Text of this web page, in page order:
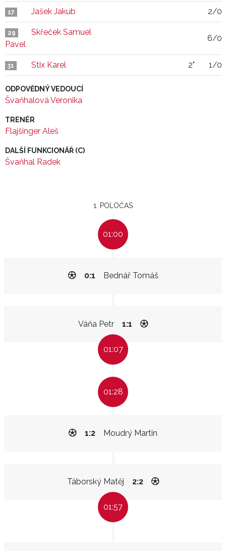
17 Jašek Jakub 2/0
29
Skřeček Samuel
Pavel
6/0
31 Stix Karel 2" 1/0
ODPOVĚDNÝ VEDOUCÍ
Švaňhalová Veronika
TRENÉR
Flajšinger Aleš
DALŠÍ FUNKCIONÁŘ (C)
Švaňhal Radek
1. POLOČAS
01:00
Bednář Tomáš
0:1
Váňa Petr 1:1
01:07
01:28
Moudrý Martin
1:2
Táborský Matěj 2:2
01:57